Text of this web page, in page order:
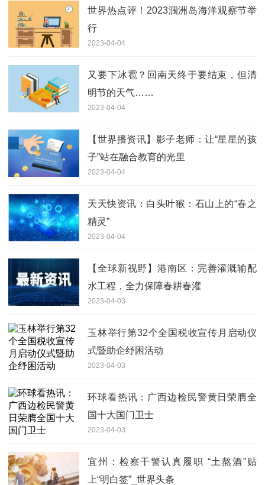
世界热点评！2023涠洲岛海洋观察节举
行
2023-04-04
又要下冰雹？回南天终于要结束，但清
明节的天气……
2023-04-04
【世界播资讯】影子老师：让“星星的孩
子”站在融合教育的光里
2023-04-04
天天快资讯：白头叶猴：石山上的“春之
精灵”
2023-04-04
【全球新视野】港南区：完善灌溉输配
水工程，全力保障春耕春灌
2023-04-03
玉林举行第32个全国税收宣传月启动仪
式暨助企纾困活动
2023-04-03
环球看热讯：广西边检民警黄日荣膺全
国十大国门卫士
2023-04-03
宜州：检察干警认真履职 “土熬酒”贴
上“明白签”_世界头条